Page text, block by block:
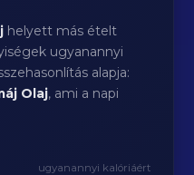
helyett más ételt
ugyanannyi
alapja:
Olaj, ami a napi
ugyanannyi kalóriáért